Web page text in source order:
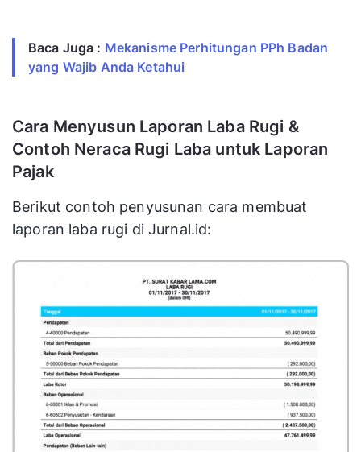
Baca Juga : Mekanisme Perhitungan PPh Badan
yang Wajib Anda Ketahui
Cara Menyusun Laporan Laba Rugi &
Contoh Neraca Rugi Laba untuk Laporan
Pajak
Berikut contoh penyusunan cara membuat
laporan laba rugi di Jurnal.id: